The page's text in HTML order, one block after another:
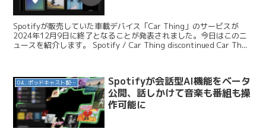
Spotifyが販売していた車載デバイス「Car Thing」のサービスが
2024年12月9日に終了となることが発表されました。今日はこのニ
ュースを紹介します。 Spotify / Car Thing discontinued Car Th...
04. ポッドキャスト配信・制作等
Spotifyが会話型AI機能をベータ
公開、話しかけて音楽も番組も操
作可能に